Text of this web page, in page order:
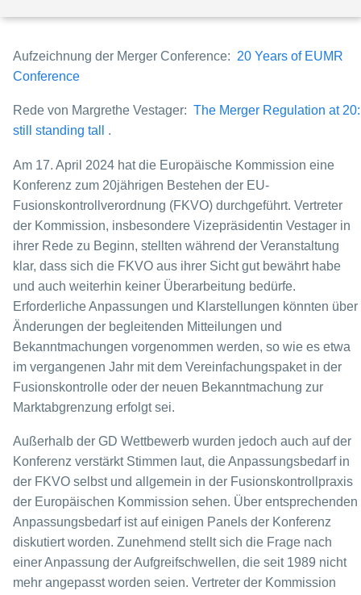
Aufzeichnung der Merger Conference: 20 Years of EUMR
Conference
Rede von Margrethe Vestager: The Merger Regulation at 20:
still standing tall .
Am 17. April 2024 hat die Europäische Kommission eine
Konferenz zum 20jährigen Bestehen der EU-
Fusionskontrollverordnung (FKVO) durchgeführt. Vertreter
der Kommission, insbesondere Vizepräsidentin Vestager in
ihrer Rede zu Beginn, stellten während der Veranstaltung
klar, dass sich die FKVO aus ihrer Sicht gut bewährt habe
und auch weiterhin keiner Überarbeitung bedürfe.
Erforderliche Anpassungen und Klarstellungen könnten über
Änderungen der begleitenden Mitteilungen und
Bekanntmachungen vorgenommen werden, so wie es etwa
im vergangenen Jahr mit dem Vereinfachungspaket in der
Fusionskontrolle oder der neuen Bekanntmachung zur
Marktabgrenzung erfolgt sei.
Außerhalb der GD Wettbewerb wurden jedoch auch auf der
Konferenz verstärkt Stimmen laut, die Anpassungsbedarf in
der FKVO selbst und allgemein in der Fusionskontrollpraxis
der Europäischen Kommission sehen. Über entsprechenden
Anpassungsbedarf ist auf einigen Panels der Konferenz
diskutiert worden. Zunehmend stellt sich die Frage nach
einer Anpassung der Aufgreifschwellen, die seit 1989 nicht
mehr angepasst worden seien. Vertreter der Kommission